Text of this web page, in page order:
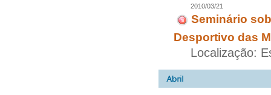
2010/03/21
Seminário
Desportivo das
Localização: